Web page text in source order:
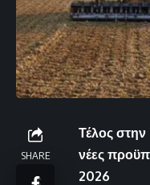
SHARE
Τέλος στην
νέες
2026